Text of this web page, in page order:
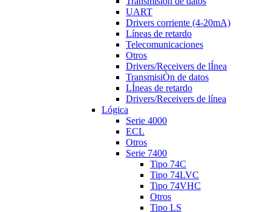
UART
Drivers corriente (4-20mA)
Líneas de retardo
Telecomunicaciones
Otros
Drivers/Receivers de lÍnea
TransmisiÒn de datos
LÍneas de retardo
Drivers/Receivers de línea
Lógica
Serie 4000
ECL
Otros
Serie 7400
Tipo 74C
Tipo 74LVC
Tipo 74VHC
Otros
Tipo LS